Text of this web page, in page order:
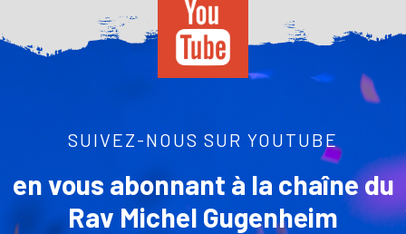
SUIVEZ-NOUS SUR YOUTUBE
en vous abonnant à la chaîne du
Rav Michel Gugenheim